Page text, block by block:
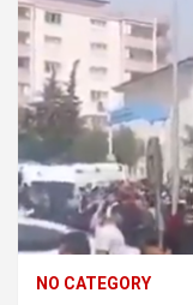
NO CATEGORY